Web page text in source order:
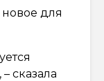
новое для
сказала